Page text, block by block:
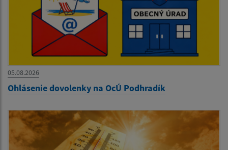
05.08.2026
Ohlásenie dovolenky na OcÚ Podhradík